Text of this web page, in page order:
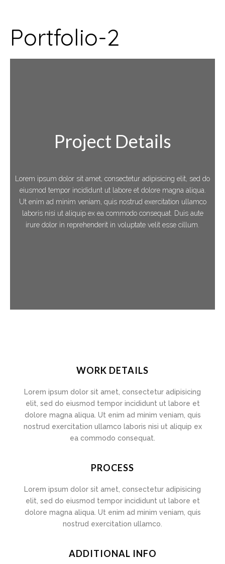
Portfolio-2
Project Details
Lorem ipsum dolor sit amet, consectetur adipisicing elit, sed do
eiusmod tempor incididunt ut labore et dolore magna aliqua.
Ut enim ad minim veniam, quis nostrud exercitation ullamco
laboris nisi ut aliquip ex ea commodo consequat. Duis aute
irure dolor in reprehenderit in voluptate velit esse cillum.
WORK DETAILS
Lorem ipsum dolor sit amet, consectetur adipisicing
elit, sed do eiusmod tempor incididunt ut labore et
dolore magna aliqua. Ut enim ad minim veniam, quis
nostrud exercitation ullamco laboris nisi ut aliquip ex
ea commodo consequat.
PROCESS
Lorem ipsum dolor sit amet, consectetur adipisicing
elit, sed do eiusmod tempor incididunt ut labore et
dolore magna aliqua. Ut enim ad minim veniam, quis
nostrud exercitation ullamco.
ADDITIONAL INFO